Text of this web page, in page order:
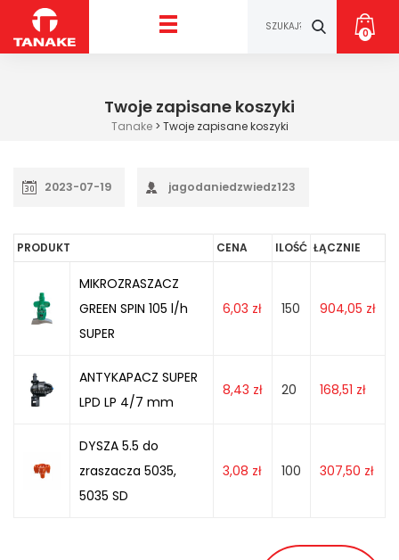
0
Twoje zapisane koszyki
Tanake> Twoje zapisane koszyki
2023-07-19 jagodaniedzwiedz123
PRODUKT CENA ILOŚĆ ŁĄCZNIE
MIKROZRASZACZ
GREEN SPIN 105 l/h
SUPER
6,03 zł 150 904,05 zł
ANTYKAPACZ SUPER
LPD LP 4/7 mm
8,43 zł 20 168,51 zł
DYSZA 5.5 do
zraszacza 5035,
5035 SD
3,08 zł 100 307,50 zł